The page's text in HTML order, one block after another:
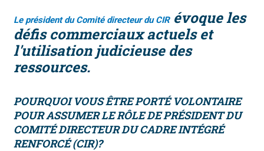
Le président du Comité directeur du CIRévoque les
défis commerciaux actuels et
l'utilisation judicieuse des
ressources.
POURQUOI VOUS ÊTRE PORTÉ VOLONTAIRE
POUR ASSUMER LE RÔLE DE PRÉSIDENT DU
COMITÉ DIRECTEUR DU CADRE INTÉGRÉ
RENFORCÉ (CIR)?